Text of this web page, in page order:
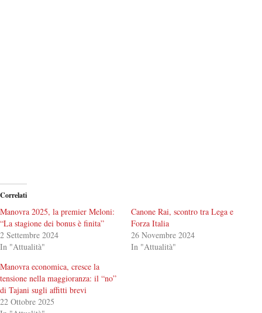
Correlati
Manovra 2025, la premier Meloni:
“La stagione dei bonus è finita”
2 Settembre 2024
In "Attualità"
Canone Rai, scontro tra Lega e
Forza Italia
26 Novembre 2024
In "Attualità"
Manovra economica, cresce la
tensione nella maggioranza: il “no”
di Tajani sugli affitti brevi
22 Ottobre 2025